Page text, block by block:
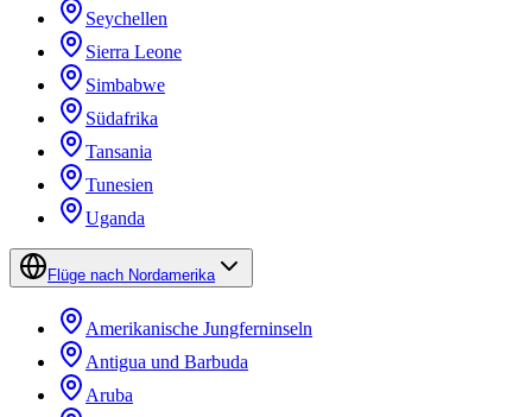
Seychellen
Sierra Leone
Simbabwe
Südafrika
Tansania
Tunesien
Uganda
Flüge nach Nordamerika
Amerikanische Jungferninseln
Antigua und Barbuda
Aruba